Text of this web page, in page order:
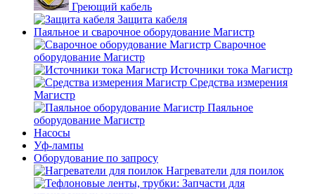
Греющий кабель
Защита кабеля
Паяльное и сварочное оборудование Магистр
Сварочное
оборудование Магистр
Источники тока Магистр
Средства измерения
Магистр
Паяльное
оборудование Магистр
Насосы
Уф-лампы
Оборудование по запросу
Нагреватели для поилок